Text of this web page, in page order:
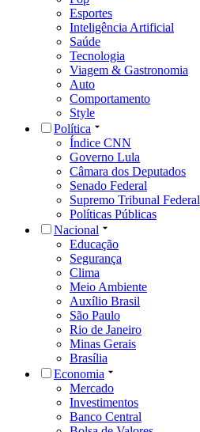
Esportes
Inteligência Artificial
Saúde
Tecnologia
Viagem & Gastronomia
Auto
Comportamento
Style
Política
Índice CNN
Governo Lula
Câmara dos Deputados
Senado Federal
Supremo Tribunal Federal
Políticas Públicas
Nacional
Educação
Segurança
Clima
Meio Ambiente
Auxílio Brasil
São Paulo
Rio de Janeiro
Minas Gerais
Brasília
Economia
Mercado
Investimentos
Banco Central